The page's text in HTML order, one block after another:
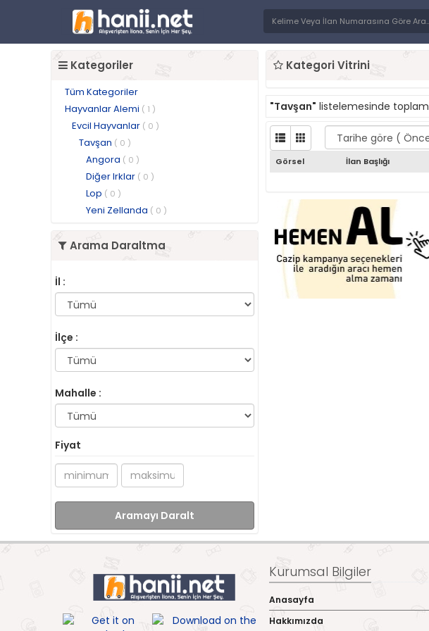
Kategoriler
Tüm Kategoriler
Hayvanlar Alemi ( 1 )
Evcil Hayvanlar ( 0 )
Tavşan ( 0 )
Angora ( 0 )
Diğer Irklar ( 0 )
Lop ( 0 )
Yeni Zellanda ( 0 )
Arama Daraltma
İl :
İlçe :
Mahalle :
Fiyat
Aramayı Daralt
Kategori Vitrini
"Tavşan" listelemesinde toplam
Görsel İlan Başlığı
Kurumsal Bilgiler
Anasayfa
Hakkımızda